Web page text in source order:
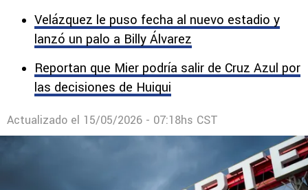
Velázquez le puso fecha al nuevo estadio y
lanzó un palo a Billy Álvarez
Reportan que Mier podría salir de Cruz Azul por
las decisiones de Huiqui
Actualizado el 15/05/2026 - 07:18hs CST